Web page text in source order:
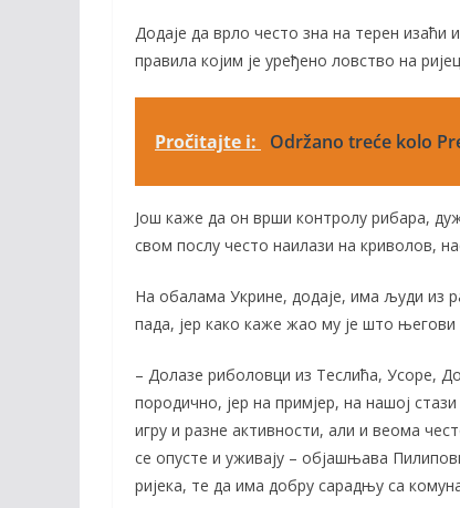
Додаје да врло често зна на терен
правила којим је уређено ловство на
Pročitajte i: Održano treće kolo
Још каже да он врши контролу рибара,
свом послу често наилази на криволов,
На обалама Укрине, додаје, има људи из
пада, јер како каже жао му је што његови
– Долазе риболовци из Теслића, Усоре,
породично, јер на примјер, на нашој
игру и разне активности, али и веома
се опусте и уживају – објашњава
ријека, те да има добру сарадњу са